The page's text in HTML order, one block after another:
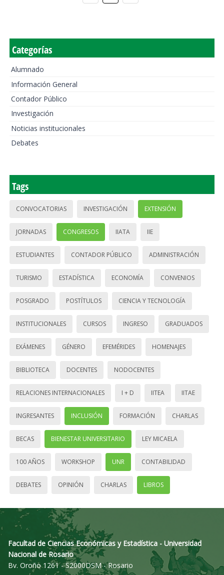
Categorías
Alumnado
Información General
Contador Público
Investigación
Noticias institucionales
Debates
Tags
CONVOCATORIAS INVESTIGACIÓN EXTENSIÓN
JORNADAS CONGRESOS IIATA IIE
ESTUDIANTES CONTADOR PÚBLICO ADMINISTRACIÓN
TURISMO ESTADÍSTICA ECONOMÍA CONVENIOS
POSGRADO POSTÍTULOS CIENCIA Y TECNOLOGÍA
INSTITUCIONALES CURSOS INGRESO GRADUADOS
EXÁMENES GÉNERO EFEMÉRIDES HOMENAJES
BIBLIOTECA DOCENTES NODOCENTES
RELACIONES INTERNACIONALES I + D IITEA IITAE
INGRESANTES INCLUSIÓN FORMACIÓN CHARLAS
BECAS BIENESTAR UNIVERSITARIO LEY MICAELA
100 AÑOS WORKSHOP UNR CONTABILIDAD
DEBATES OPINIÓN CHARLAS LIBROS
Facultad de Ciencias Económicas y Estadística - Universidad
Nacional de Rosario
Bv. Oroño 1261 - S2000DSM - Rosario